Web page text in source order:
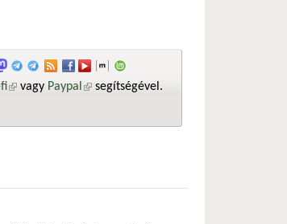
(külső hivatkozás)
vagy Paypal (külső hivatkozás)
segítségével.